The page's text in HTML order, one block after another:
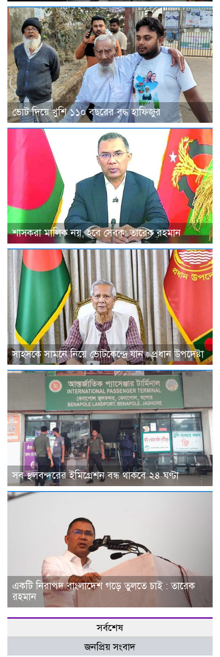
ভোট দিয়ে খুশি ১১০ বছরের বৃদ্ধ হাফিজুর
শাসকরা মালিক নয়, হবে সেবক: তারেক রহমান
সাহসকে সামনে নিয়ে ভোটকেন্দ্রে যান : প্রধান উপদেষ্টা
সব স্থলবন্দরের ইমিগ্রেশন বন্ধ থাকবে ২৪ ঘণ্টা
একটি নিরাপদ বাংলাদেশ গড়ে তুলতে চাই : তারেক
রহমান
সর্বশেষ
জনপ্রিয় সংবাদ